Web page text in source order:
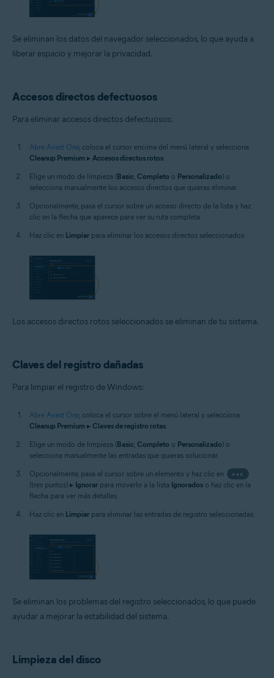
Se eliminan los datos del navegador seleccionados, lo que ayuda a
liberar espacio y mejorar la privacidad.
Accesos directos defectuosos
Para eliminar accesos directos defectuosos:
Abre Avast One, coloca el cursor encima del menú lateral y selecciona
Cleanup Premium ▸ Accesos directos rotos.
Elige un modo de limpieza (Basic, Completo o Personalizado) o
selecciona manualmente los accesos directos que quieras eliminar.
Opcionalmente, pasa el cursor sobre un acceso directo de la lista y haz
clic en la flecha que aparece para ver su ruta completa.
Haz clic en Limpiar para eliminar los accesos directos seleccionados.
Los accesos directos rotos seleccionados se eliminan de tu sistema.
Claves del registro dañadas
Para limpiar el registro de Windows:
Abre Avast One, coloca el cursor sobre el menú lateral y selecciona
Cleanup Premium ▸ Claves de registro rotas.
Elige un modo de limpieza (Basic, Completo o Personalizado) o
selecciona manualmente las entradas que quieras solucionar.
Opcionalmente, pasa el cursor sobre un elemento y haz clic en
•••
(tres puntos) ▸ Ignorar para moverlo a la lista Ignorados o haz clic en la
flecha para ver más detalles.
Haz clic en Limpiar para eliminar las entradas de registro seleccionadas.
Se eliminan los problemas del registro seleccionados, lo que puede
ayudar a mejorar la estabilidad del sistema.
Limpieza del disco